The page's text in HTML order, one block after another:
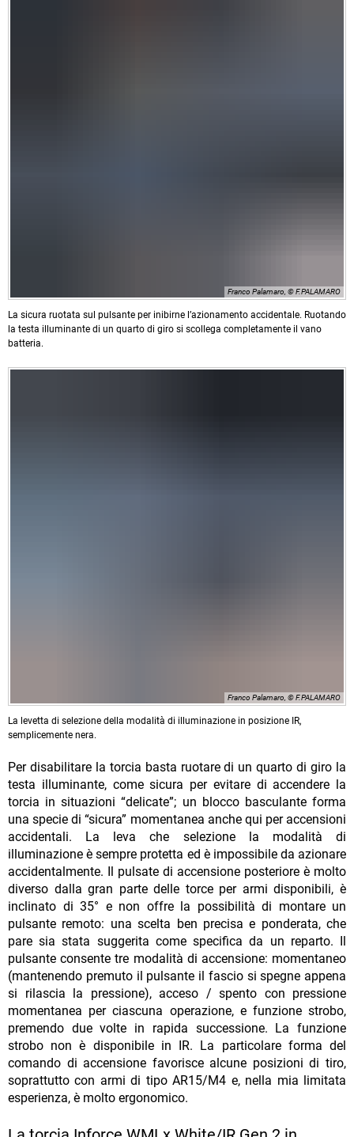
Franco Palamaro, © F.PALAMARO
La sicura ruotata sul pulsante per inibirne l’azionamento accidentale. Ruotando
la testa illuminante di un quarto di giro si scollega completamente il vano
batteria.
Franco Palamaro, © F.PALAMARO
La levetta di selezione della modalità di illuminazione in posizione IR,
semplicemente nera.
Per disabilitare la torcia basta ruotare di un quarto di giro la
testa illuminante, come sicura per evitare di accendere la
torcia in situazioni “delicate”; un blocco basculante forma
una specie di “sicura” momentanea anche qui per accensioni
accidentali. La leva che selezione la modalità di
illuminazione è sempre protetta ed è impossibile da azionare
accidentalmente. Il pulsate di accensione posteriore è molto
diverso dalla gran parte delle torce per armi disponibili, è
inclinato di 35° e non offre la possibilità di montare un
pulsante remoto: una scelta ben precisa e ponderata, che
pare sia stata suggerita come specifica da un reparto. Il
pulsante consente tre modalità di accensione: momentaneo
(mantenendo premuto il pulsante il fascio si spegne appena
si rilascia la pressione), acceso / spento con pressione
momentanea per ciascuna operazione, e funzione strobo,
premendo due volte in rapida successione. La funzione
strobo non è disponibile in IR. La particolare forma del
comando di accensione favorisce alcune posizioni di tiro,
soprattutto con armi di tipo AR15/M4 e, nella mia limitata
esperienza, è molto ergonomico.